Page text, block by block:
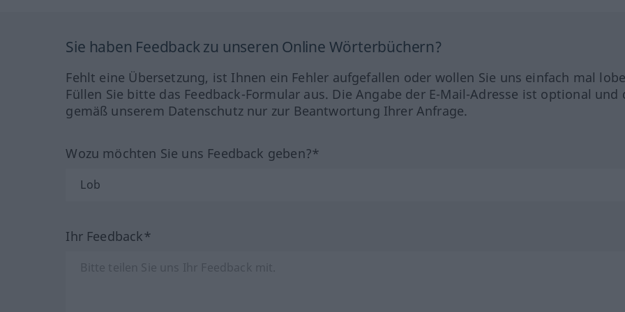
Sie haben Feedback zu unseren Online Wörterbüchern?
Fehlt eine Übersetzung, ist Ihnen ein Fehler aufgefallen oder wollen Sie uns einfach mal
Füllen Sie bitte das Feedback-Formular aus. Die Angabe der E-Mail-Adresse ist optional und
gemäß unserem Datenschutz nur zur Beantwortung Ihrer Anfrage.
Wozu möchten Sie uns Feedback geben?*
Ihr Feedback*